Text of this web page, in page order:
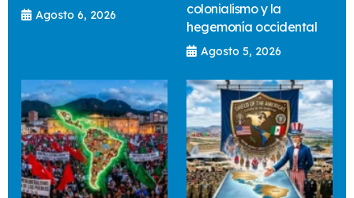
Agosto 6, 2026
colonialismo y la
hegemonía occidental
Agosto 5, 2026